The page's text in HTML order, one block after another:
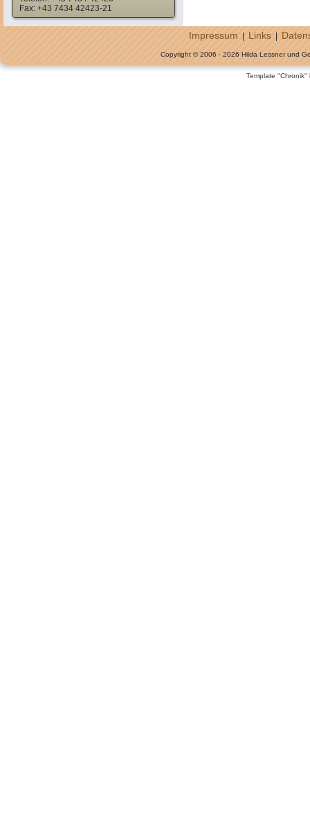
Fax: +43 7434 42423-21
Impressum|Links|
Copyright © 2006 - 2026 Hilda Lessner und
Template